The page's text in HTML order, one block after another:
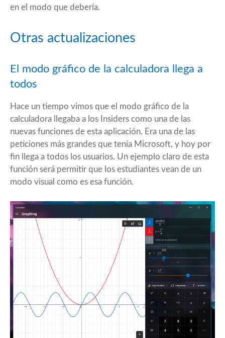
en el modo que debería.
Otras actualizaciones
El modo gráfico de la calculadora llega a
todos
Hace un tiempo vimos que el modo gráfico de la
calculadora llegaba a los Insiders como una de las
nuevas funciones de esta aplicación. Era una de las
peticiones más grandes que tenía Microsoft, y hoy por
fin llega a todos los usuarios. Un ejemplo claro de esta
función será permitir que los estudiantes vean de un
modo visual como es esa función.